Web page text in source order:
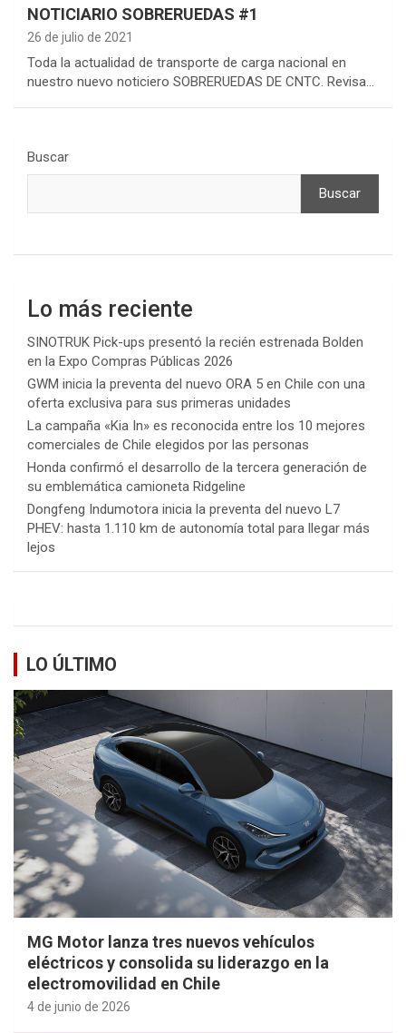
NOTICIARIO SOBRERUEDAS #1
26 de julio de 2021
Toda la actualidad de transporte de carga nacional en
nuestro nuevo noticiero SOBRERUEDAS DE CNTC. Revisa…
Buscar
Buscar
Lo más reciente
SINOTRUK Pick-ups presentó la recién estrenada Bolden
en la Expo Compras Públicas 2026
GWM inicia la preventa del nuevo ORA 5 en Chile con una
oferta exclusiva para sus primeras unidades
La campaña «Kia In» es reconocida entre los 10 mejores
comerciales de Chile elegidos por las personas
Honda confirmó el desarrollo de la tercera generación de
su emblemática camioneta Ridgeline
Dongfeng Indumotora inicia la preventa del nuevo L7
PHEV: hasta 1.110 km de autonomía total para llegar más
lejos
LO ÚLTIMO
MG Motor lanza tres nuevos vehículos
eléctricos y consolida su liderazgo en la
electromovilidad en Chile
4 de junio de 2026